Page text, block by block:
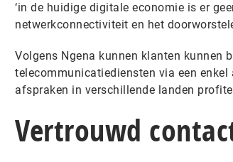
‘in de huidige digitale economie is er
netwerkconnectiviteit en het
Volgens Ngena kunnen klanten kunnen
telecommunicatiediensten via een
afspraken in verschillende landen
Vertrouwd